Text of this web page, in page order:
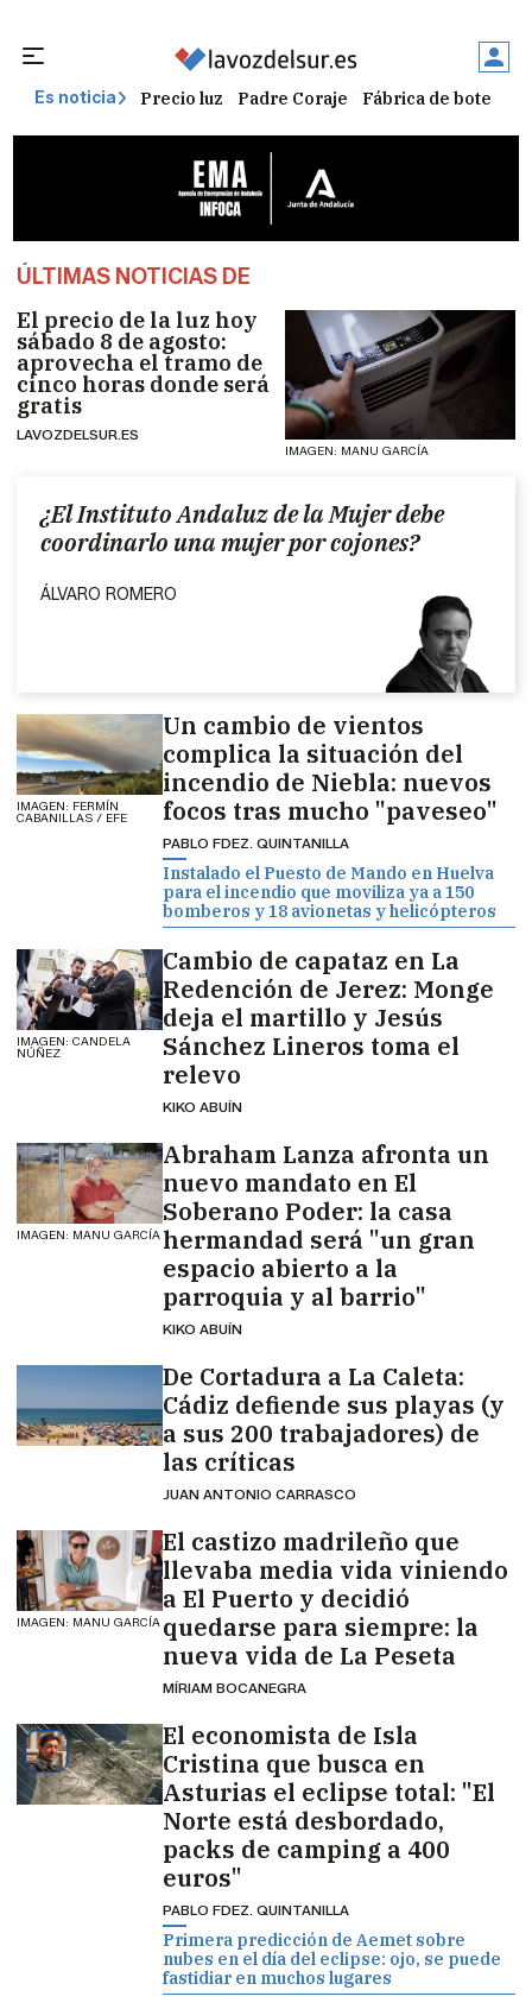
Es noticia Precio luz Padre Coraje Fábrica de botellas
ÚLTIMAS NOTICIAS DE
IMAGEN: MANU GARCÍA
El precio de la luz hoy
sábado 8 de agosto:
aprovecha el tramo de
cinco horas donde será
gratis
LAVOZDELSUR.ES
¿El Instituto Andaluz de la Mujer debe
coordinarlo una mujer por cojones?
ÁLVARO ROMERO
IMAGEN: FERMÍN
CABANILLAS / EFE
Un cambio de vientos
complica la situación del
incendio de Niebla: nuevos
focos tras mucho "paveseo"
PABLO FDEZ. QUINTANILLA
Instalado el Puesto de Mando en Huelva
para el incendio que moviliza ya a 150
bomberos y 18 avionetas y helicópteros
IMAGEN: CANDELA
NÚÑEZ
Cambio de capataz en La
Redención de Jerez: Monge
deja el martillo y Jesús
Sánchez Lineros toma el
relevo
KIKO ABUÍN
IMAGEN: MANU GARCÍA
Abraham Lanza afronta un
nuevo mandato en El
Soberano Poder: la casa
hermandad será "un gran
espacio abierto a la
parroquia y al barrio"
KIKO ABUÍN
De Cortadura a La Caleta:
Cádiz defiende sus playas (y
a sus 200 trabajadores) de
las críticas
JUAN ANTONIO CARRASCO
IMAGEN: MANU GARCÍA
El castizo madrileño que
llevaba media vida viniendo
a El Puerto y decidió
quedarse para siempre: la
nueva vida de La Peseta
MÍRIAM BOCANEGRA
El economista de Isla
Cristina que busca en
Asturias el eclipse total: "El
Norte está desbordado,
packs de camping a 400
euros"
PABLO FDEZ. QUINTANILLA
Primera predicción de Aemet sobre
nubes en el día del eclipse: ojo, se puede
fastidiar en muchos lugares